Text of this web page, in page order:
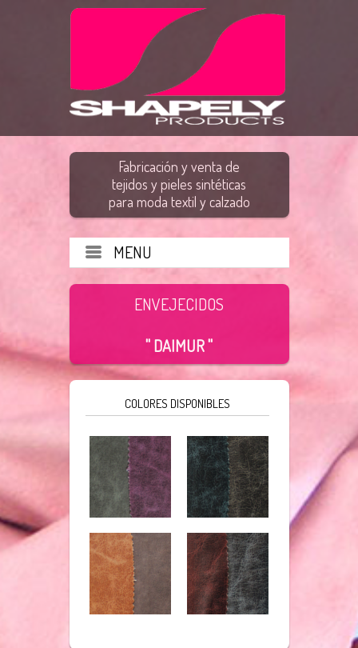
Fabricación y venta de
tejidos y pieles sintéticas
para moda textil y calzado
MENU
ENVEJECIDOS
" DAIMUR "
COLORES DISPONIBLES